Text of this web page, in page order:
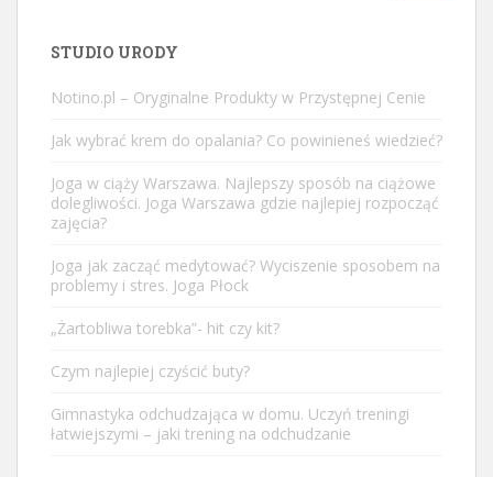
STUDIO URODY
Notino.pl – Oryginalne Produkty w Przystępnej Cenie
Jak wybrać krem do opalania? Co powinieneś wiedzieć?
Joga w ciąży Warszawa. Najlepszy sposób na ciążowe
dolegliwości. Joga Warszawa gdzie najlepiej rozpocząć
zajęcia?
Joga jak zacząć medytować? Wyciszenie sposobem na
problemy i stres. Joga Płock
„Żartobliwa torebka”- hit czy kit?
Czym najlepiej czyścić buty?
Gimnastyka odchudzająca w domu. Uczyń treningi
łatwiejszymi – jaki trening na odchudzanie